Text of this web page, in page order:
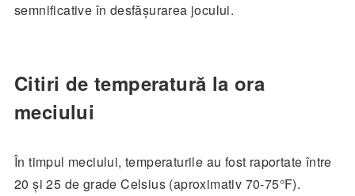
semnificative în desfășurarea jocului.
Citiri de temperatură la ora
meciului
În timpul meciului, temperaturile au fost raportate între
20 și 25 de grade Celsius (aproximativ 70-75°F).